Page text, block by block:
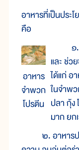
อาหารที่เป็นประ
คือ
อาหาร
จำพวก
โปรตีน
๑. อ
และ ช่ว
ได้แก่ อ
ในจำพ
ปลา กุ้ง
มาก ยก
๒. อาหารปร